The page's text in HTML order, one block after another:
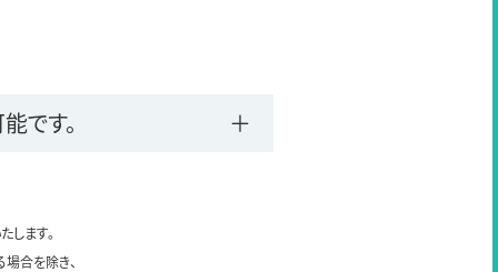
です。
ます。
合を除き、